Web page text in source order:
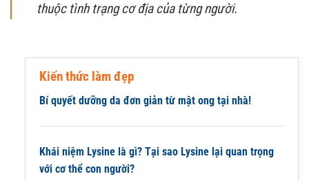
thuộc tình trạng cơ địa của từng người.
Kiến thức làm đẹp
Bí quyết dưỡng da đơn giản từ mật ong tại nhà!
Khái niệm Lysine là gì? Tại sao Lysine lại quan trọng
với cơ thể con người?